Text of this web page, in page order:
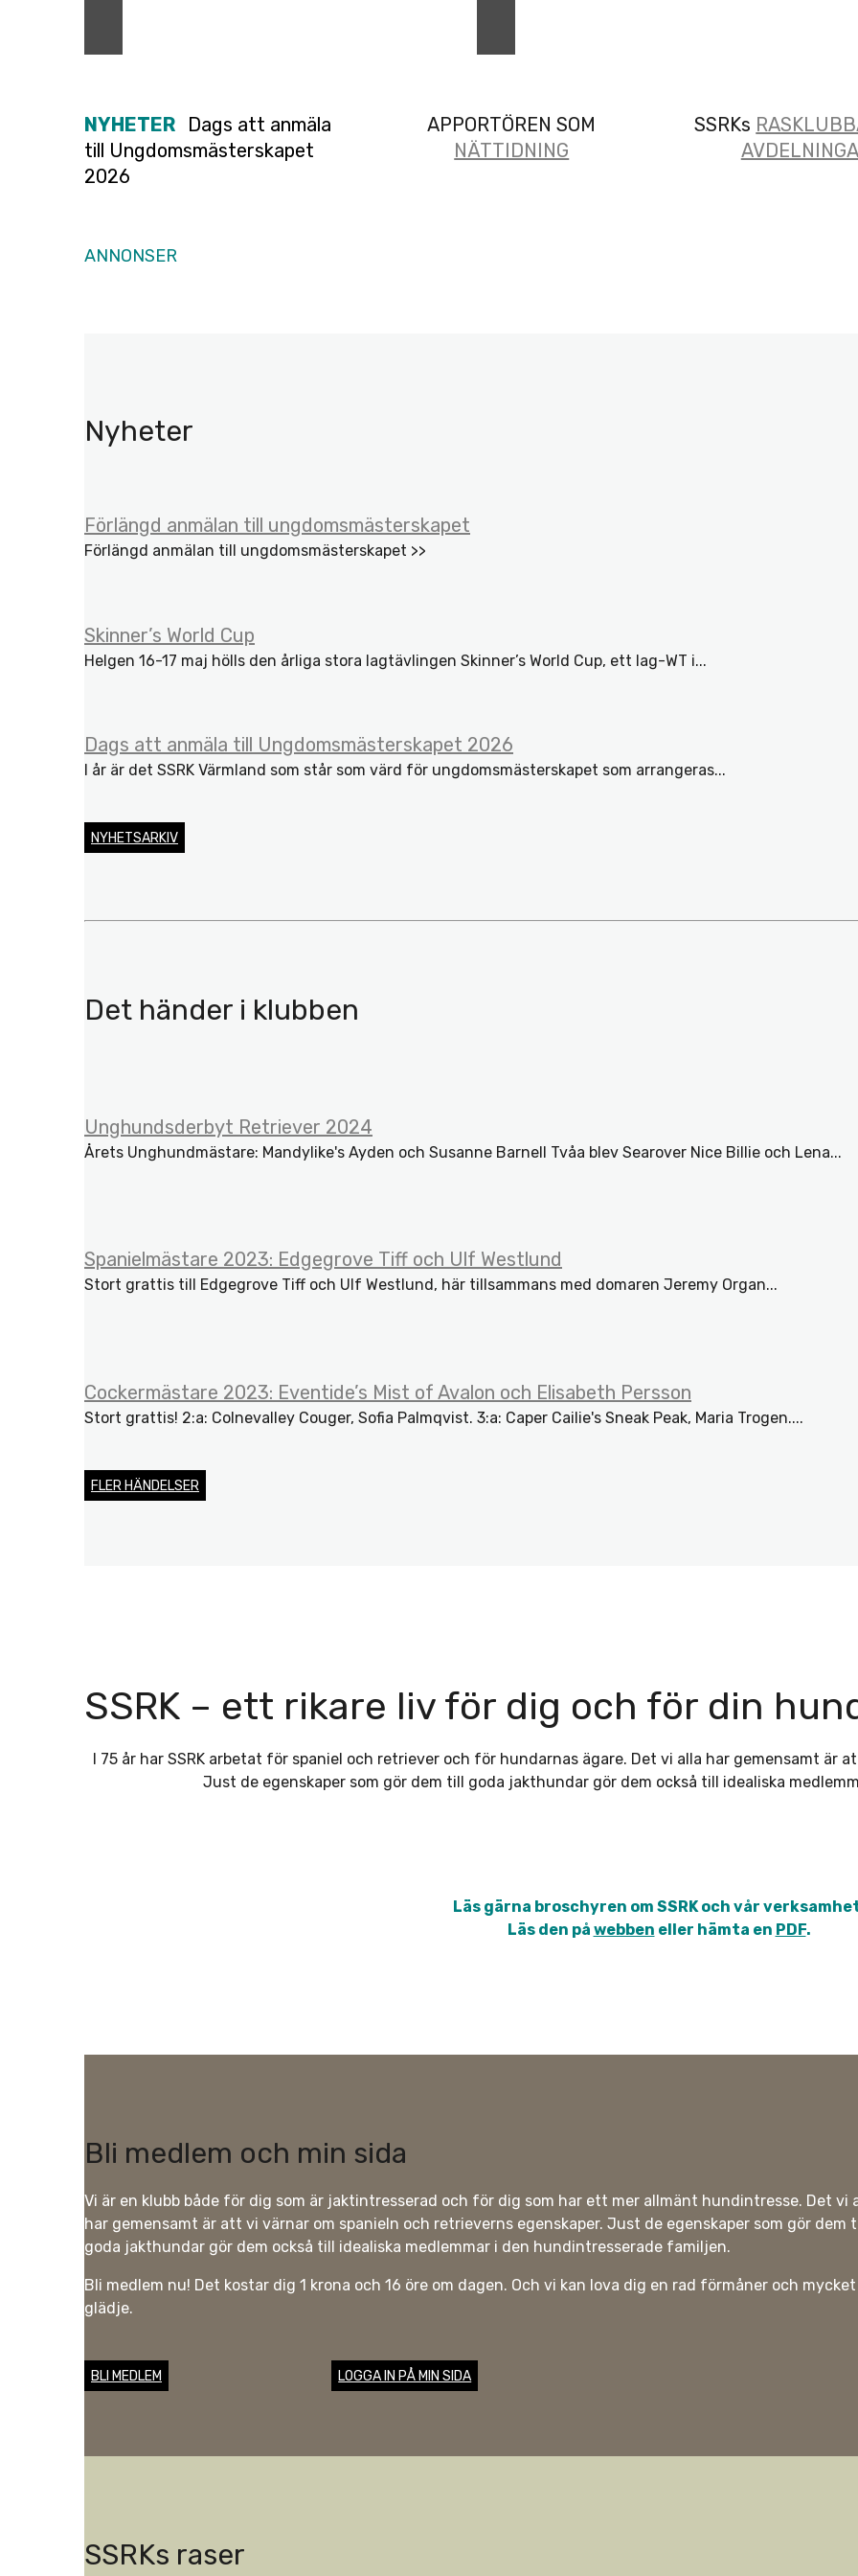
NYHETER
Dags att anmäla
till Ungdomsmästerskapet
2026
APPORTÖREN SOM
NÄTTIDNING
SSRKs
ANNONSER
Nyheter
Förlängd anmälan till ungdomsmästerskapet
Förlängd anmälan till ungdomsmästerskapet >>
Skinner’s World Cup
Helgen 16-17 maj hölls den årliga stora lagtävlingen Skinner’s World Cup, ett lag-WT i...
Dags att anmäla till Ungdomsmästerskapet 2026
I år är det SSRK Värmland som står som värd för ungdomsmästerskapet som arrangeras...
NYHETSARKIV
Det händer i klubben
Unghundsderbyt Retriever 2024
Årets Unghundmästare: Mandylike's Ayden och Susanne Barnell Tvåa blev Searover Nice Billie och Lena...
Spanielmästare 2023: Edgegrove Tiff och Ulf Westlund
Stort grattis till Edgegrove Tiff och Ulf Westlund, här tillsammans med domaren Jeremy Organ...
Cockermästare 2023: Eventide’s Mist of Avalon och Elisabeth Persson
Stort grattis! 2:a: Colnevalley Couger, Sofia Palmqvist. 3:a: Caper Cailie's Sneak Peak, Maria Trogen....
FLER HÄNDELSER
SSRK – ett rikare liv för dig och för din
I 75 år har SSRK arbetat för spaniel och retriever och för hundarnas ägare. Det vi alla har gemensamt är
Just de egenskaper som gör dem till goda jakthundar gör dem också till idealiska
Läs gärna broschyren om SSRK och vår
Läs den på webben eller hämta en PDF.
Bli medlem och min sida
Vi är en klubb både för dig som är jaktintresserad och för dig som har ett mer allmänt hundintresse. Det vi
har gemensamt är att vi värnar om spanieln och retrieverns egenskaper. Just de egenskaper som gör dem
goda jakthundar gör dem också till idealiska medlemmar i den hundintresserade familjen.
Bli medlem nu! Det kostar dig 1 krona och 16 öre om dagen. Och vi kan lova dig en rad förmåner och mycket
glädje.
BLI MEDLEM LOGGA IN PÅ MIN SIDA
SSRKs raser